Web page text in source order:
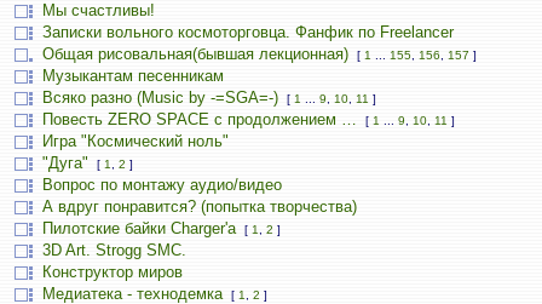
Мы счастливы!
Записки вольного космоторговца. Фанфик по Freelancer
Общая рисовальная(бывшая лекционная)
[ 1 155 156 157 ]
Музыкантам песенникам
Всяко разно (Music by -=SGA=-)
[ 1 9 10 11 ]
Повесть ZERO SPACE с продолжением … [ 1 9 10 11 ]
Игра "Космический ноль"
"Дуга"
[ 1 2 ]
Вопрос по монтажу аудио/видео
А вдруг понравится? (попытка творчества)
Пилотские байки Charger'а
[ 1 2 ]
3D Art. Strogg SMC.
Конструктор миров
Медиатека - технодемка
[ 1 2 ]